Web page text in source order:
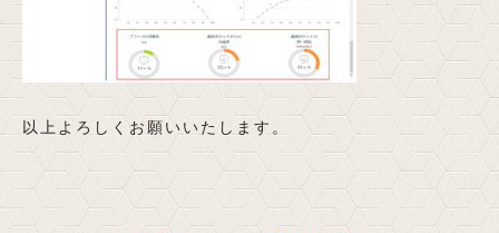
以上よろしくお願いいたします。